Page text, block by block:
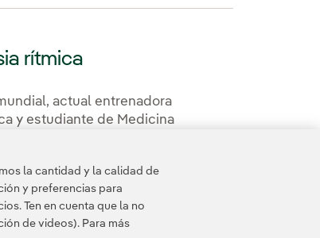
rítmica
actual entrenadora
y estudiante de Medicina
la cantidad y la calidad de
y preferencias para
Ten en cuenta que la no
de videos). Para más